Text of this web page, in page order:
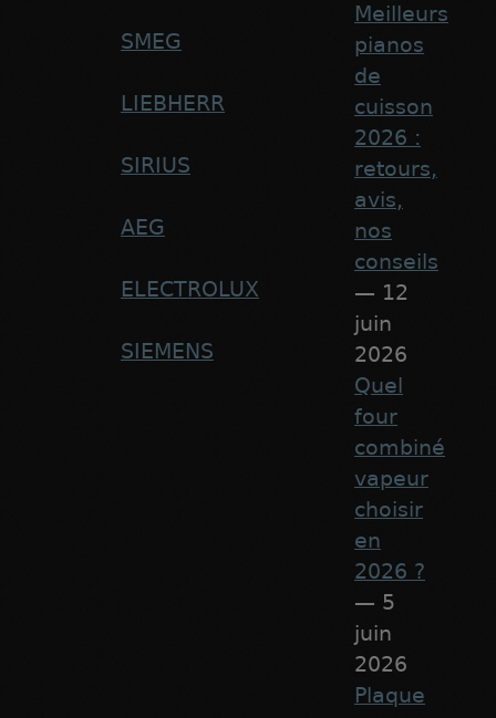
SMEG
LIEBHERR
SIRIUS
AEG
ELECTROLUX
SIEMENS
Meilleurs
pianos
de
cuisson
2026 :
retours,
avis,
nos
conseils
— 12
juin
2026
Quel
four
combiné
vapeur
choisir
en
2026 ?
— 5
juin
2026
Plaque